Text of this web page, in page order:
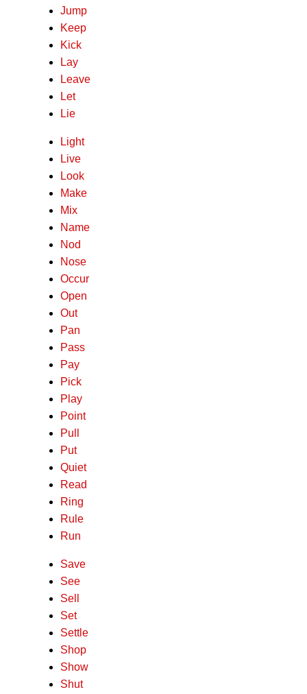
Jump
Keep
Kick
Lay
Leave
Let
Lie
Light
Live
Look
Make
Mix
Name
Nod
Nose
Occur
Open
Out
Pan
Pass
Pay
Pick
Play
Point
Pull
Put
Quiet
Read
Ring
Rule
Run
Save
See
Sell
Set
Settle
Shop
Show
Shut